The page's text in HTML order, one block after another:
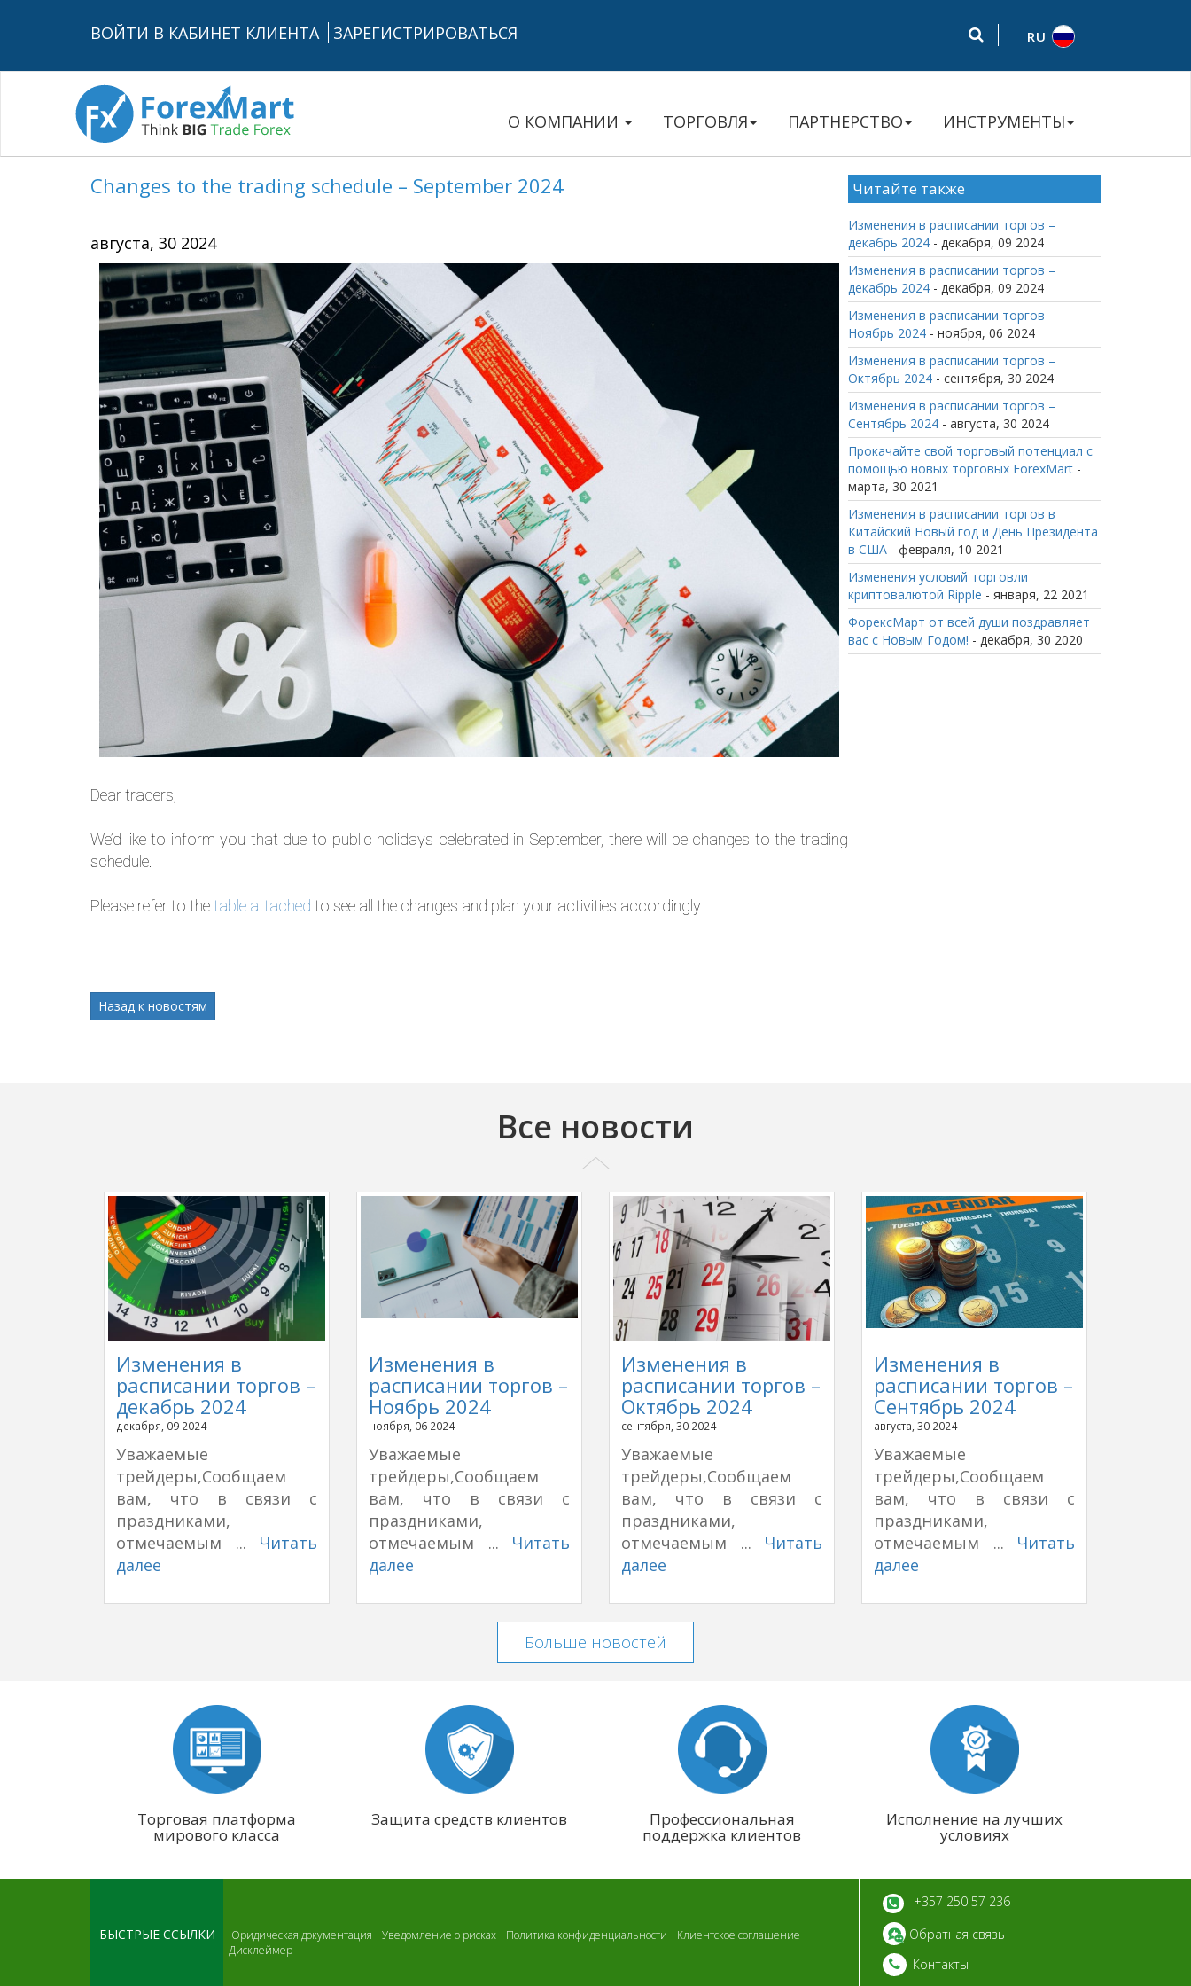
ВОЙТИ В КАБИНЕТ КЛИЕНТА ЗАРЕГИСТРИРОВАТЬСЯ RU
О КОМПАНИИ ТОРГОВЛЯ ПАРТНЕРСТВО ИНСТРУМЕНТЫ
Changes to the trading schedule – September 2024
августа, 30 2024
Dear traders,
We’d like to inform you that due to public holidays celebrated in September, there will be changes to the trading
schedule.
Please refer to thetable attached to see all the changes and plan your activities accordingly.
Назад к новостям
Читайте также
Изменения в расписании торгов –
декабрь 2024 - декабря, 09 2024
Изменения в расписании торгов –
декабрь 2024 - декабря, 09 2024
Изменения в расписании торгов –
Ноябрь 2024 - ноября, 06 2024
Изменения в расписании торгов –
Октябрь 2024 - сентября, 30 2024
Изменения в расписании торгов –
Сентябрь 2024 - августа, 30 2024
Прокачайте свой торговый потенциал с
помощью новых торговых ForexMart -
марта, 30 2021
Изменения в расписании торгов в
Китайский Новый год и День Президента
в США - февраля, 10 2021
Изменения условий торговли
криптовалютой Ripple - января, 22 2021
ФорексМарт от всей души поздравляет
вас с Новым Годом! - декабря, 30 2020
Все новости
Изменения в
расписании торгов –
декабрь 2024
декабря, 09 2024
Уважаемые
трейдеры,Сообщаем
вам, что в связи с
праздниками,
отмечаемым ... Читать
далее
Изменения в
расписании торгов –
Ноябрь 2024
ноября, 06 2024
Уважаемые
трейдеры,Сообщаем
вам, что в связи с
праздниками,
отмечаемым ... Читать
далее
Изменения в
расписании торгов –
Октябрь 2024
сентября, 30 2024
Уважаемые
трейдеры,Сообщаем
вам, что в связи с
праздниками,
отмечаемым ... Читать
далее
Изменения в
расписании торгов –
Сентябрь 2024
августа, 30 2024
Уважаемые
трейдеры,Сообщаем
вам, что в связи с
праздниками,
отмечаемым ... Читать
далее
Больше новостей
Торговая платформа
мирового класса
Защита средств клиентов Профессиональная
поддержка клиентов
Исполнение на лучших
условиях
БЫСТРЫЕ ССЫЛКИ Юридическая документация Уведомление о рисках Политика конфиденциальности
Клиентское соглашение
Дисклеймер
+357 250 57 236
Обратная связь
Контакты